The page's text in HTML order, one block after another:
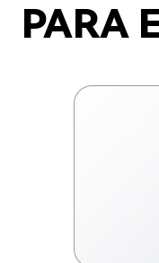
PARA